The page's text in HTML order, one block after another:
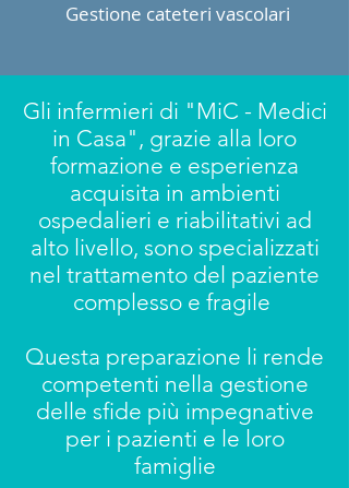
Gestione cateteri vascolari
Gli infermieri di "MiC - Medici
in Casa", grazie alla loro
formazione e esperienza
acquisita in ambienti
ospedalieri e riabilitativi ad
alto livello, sono specializzati
nel trattamento del paziente
complesso e fragile
Questa preparazione li rende
competenti nella gestione
delle sfide più impegnative
per i pazienti e le loro
famiglie